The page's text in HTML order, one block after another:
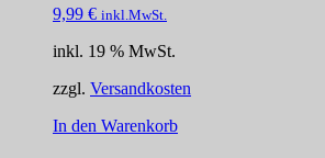
9,99 € inkl.MwSt.
inkl. 19 % MwSt.
zzgl. Versandkosten
In den Warenkorb